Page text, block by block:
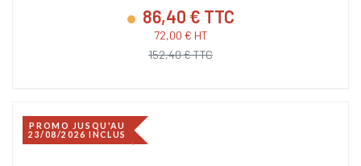
86,40 € TTC
72,00 € HT
152,40 € TTC
PROMO JUSQU'AU
23/08/2026 INCLUS